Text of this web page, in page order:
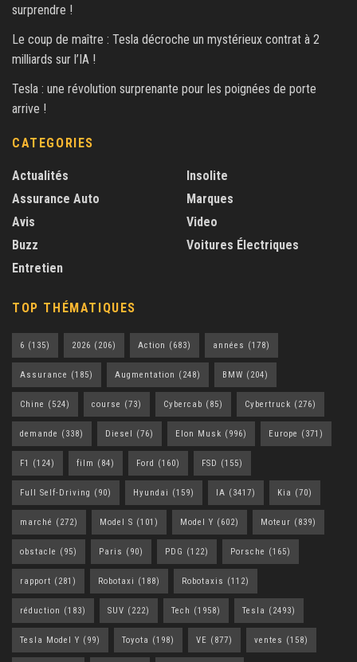
surprendre !
Le coup de maître : Tesla décroche un mystérieux contrat à 2
milliards sur l’IA !
Tesla : une révolution surprenante pour les poignées de porte
arrive !
CATEGORIES
Actualités
Assurance Auto
Avis
Buzz
Entretien
Insolite
Marques
Video
Voitures Électriques
TOP THÉMATIQUES
6 (135) 2026 (206) Action (683) années (178)
Assurance (185) Augmentation (248) BMW (204)
Chine (524) course (73) Cybercab (85) Cybertruck (276)
demande (338) Diesel (76) Elon Musk (996) Europe (371)
F1 (124) film (84) Ford (160) FSD (155)
Full Self-Driving (90) Hyundai (159) IA (3417) Kia (70)
marché (272) Model S (101) Model Y (602) Moteur (839)
obstacle (95) Paris (90) PDG (122) Porsche (165)
rapport (281) Robotaxi (188) Robotaxis (112)
réduction (183) SUV (222) Tech (1958) Tesla (2493)
Tesla Model Y (99) Toyota (198) VE (877) ventes (158)